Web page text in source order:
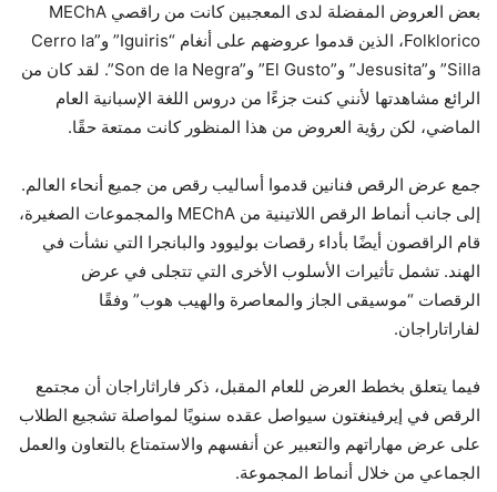
بعض العروض المفضلة لدى المعجبين كانت من راقصي MEChA
Folklorico، الذين قدموا عروضهم على أنغام “Iguiris” و”Cerro la
Silla” و”Jesusita” و”El Gusto” و”Son de la Negra”. لقد كان من
الرائع مشاهدتها لأنني كنت جزءًا من دروس اللغة الإسبانية العام
الماضي، لكن رؤية العروض من هذا المنظور كانت ممتعة حقًا.
جمع عرض الرقص فنانين قدموا أساليب رقص من جميع أنحاء العالم.
إلى جانب أنماط الرقص اللاتينية من MEChA والمجموعات الصغيرة،
قام الراقصون أيضًا بأداء رقصات بوليوود والبانجرا التي نشأت في
الهند. تشمل تأثيرات الأسلوب الأخرى التي تتجلى في عرض
الرقصات “موسيقى الجاز والمعاصرة والهيب هوب” وفقًا
لفاراتاراجان.
فيما يتعلق بخطط العرض للعام المقبل، ذكر فاراثاراجان أن مجتمع
الرقص في إيرفينغتون سيواصل عقده سنويًا لمواصلة تشجيع الطلاب
على عرض مهاراتهم والتعبير عن أنفسهم والاستمتاع بالتعاون والعمل
الجماعي من خلال أنماط المجموعة.